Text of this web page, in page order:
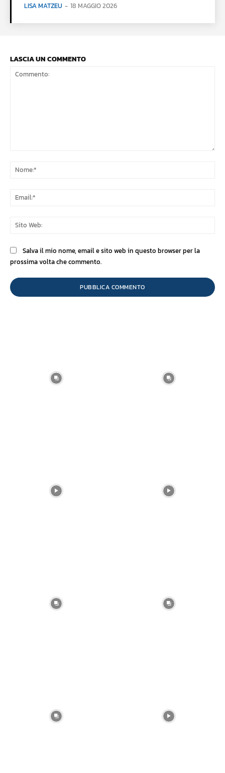
LISA MATZEU - 18 MAGGIO 2026
LASCIA UN COMMENTO
Salva il mio nome, email e sito web in questo browser per la
prossima volta che commento.